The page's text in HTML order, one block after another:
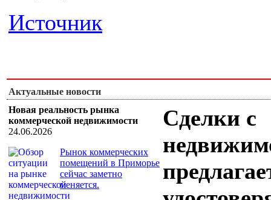
Источник
Актуальные новости
Новая реальность рынка
коммерческой недвижимости
24.06.2026
Рынок коммерческих
помещений в Приморье
сейчас заметно
меняется.
Сделки с